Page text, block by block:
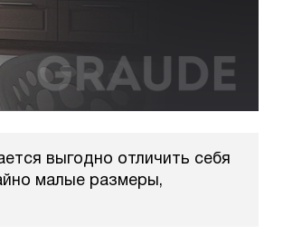
выгодно отличить себя
малые размеры,